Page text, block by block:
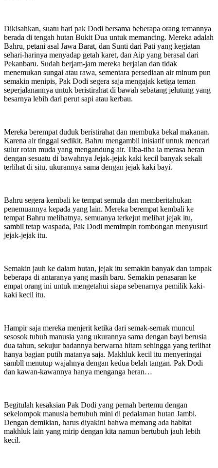
Dikisahkan, suatu hari pak Dodi bersama beberapa orang temannya
berada di tengah hutan Bukit Dua untuk memancing. Mereka adalah
Bahru, petani asal Jawa Barat, dan Sunti dari Pati yang kegiatan
sehari-harinya menyadap getah karet, dan Aip yang berasal dari
Pekanbaru. Sudah berjam-jam mereka berjalan dan tidak
menemukan sungai atau rawa, sementara persediaan air minum pun
semakin menipis, Pak Dodi segera saja mengajak ketiga teman
seperjalanannya untuk beristirahat di bawah sebatang jelutung yang
besarnya lebih dari perut sapi atau kerbau.
Mereka berempat duduk beristirahat dan membuka bekal makanan.
Karena air tinggal sedikit, Bahru mengambil inisiatif untuk mencari
sulur rotan muda yang mengandung air. Tiba-tiba ia merasa heran
dengan sesuatu di bawahnya Jejak-jejak kaki kecil banyak sekali
terlihat di situ, ukurannya sama dengan jejak kaki bayi.
Bahru segera kembali ke tempat semula dan memberitahukan
penemuannya kepada yang lain. Mereka berempat kembali ke
tempat Bahru melihatnya, semuanya terkejut melihat jejak itu,
sambil tetap waspada, Pak Dodi memimpin rombongan menyusuri
jejak-jejak itu.
Semakin jauh ke dalam hutan, jejak itu semakin banyak dan tampak
beberapa di antaranya yang masih baru. Semakin penasaran ke
empat orang ini untuk mengetahui siapa sebenarnya pemilik kaki-
kaki kecil itu.
Hampir saja mereka menjerit ketika dari semak-sernak muncul
sesosok tubuh manusia yang ukurannya sama dengan bayi berusia
dua tahun, sekujur badannya berwarna hitam sehingga yang terlihat
hanya bagian putih matanya saja. Makhluk kecil itu menyeringai
sambll menutup wajahnya dengan kedua belah tangan. Pak Dodi
dan kawan-kawannya hanya menganga heran…
Begitulah kesaksian Pak Dodi yang pernah bertemu dengan
sekelompok manusla bertubuh mini di pedalaman hutan Jambi.
Dengan demikian, harus diyakini bahwa memang ada habitat
makhluk lain yang mirip dengan kita namun bertubuh jauh lebih
kecil.